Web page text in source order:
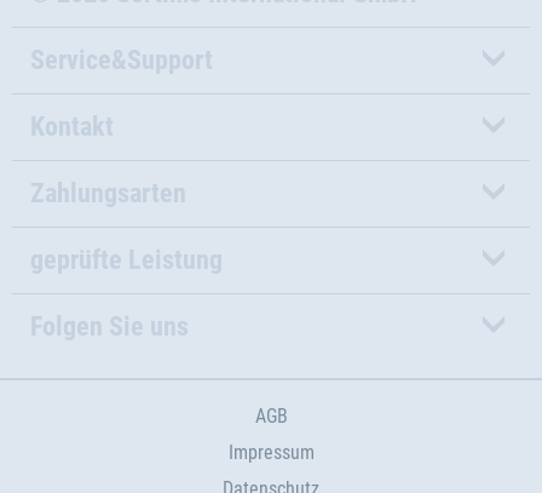
Service&Support
Kontakt
Zahlungsarten
geprüfte Leistung
Folgen Sie uns
AGB
Impressum